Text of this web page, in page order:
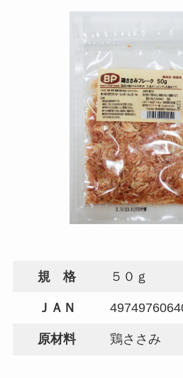
規 格 ５０ｇ
ＪＡＮ
原材料 鶏ささみ